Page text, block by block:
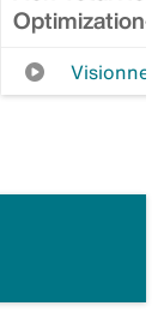
Optimization-
Visionner